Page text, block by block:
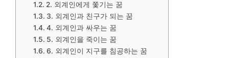
2. 외계인에게 쫓기는 꿈
3. 외계인과 친구가 되는 꿈
4. 외계인과 싸우는 꿈
5. 외계인을 죽이는 꿈
6. 외계인이 지구를 침공하는 꿈